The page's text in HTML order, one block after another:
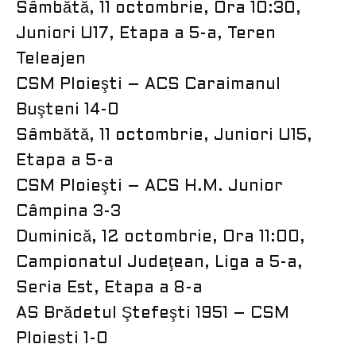
Sâmbătă, 11 octombrie, Ora 10:30,
Juniori U17, Etapa a 5-a, Teren
Teleajen
CSM Ploieşti – ACS Caraimanul
Buşteni 14-0
Sâmbătă, 11 octombrie, Juniori U15,
Etapa a 5-a
CSM Ploieşti – ACS H.M. Junior
Câmpina 3-3
Duminică, 12 octombrie, Ora 11:00,
Campionatul Judeţean, Liga a 5-a,
Seria Est, Etapa a 8-a
AS Brădetul Ştefeşti 1951 – CSM
Ploieşti 1-0